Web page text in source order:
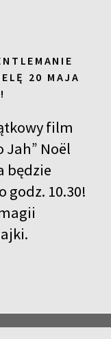
20 MAJA
film
Jah” Noël
będzie
godz. 10.30!